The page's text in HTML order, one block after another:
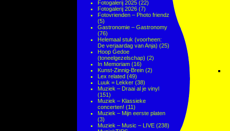
Fotogalerij 2025 (22)
Fotogalerij 2026 (7)
Fotovrienden – Photo friendz
(5)
Gastronomie – Gastronomy
(76)
Helemaal stuk (voorheen:
De verjaardag van Anja) (25)
Hoop Gedoe
(toneelgezelschap) (2)
In Memoriam (16)
Kunst-Zinnig-Brein (2)
Lex related (49)
Luuk = Lekker (38)
Muziek – Draai al je vinyl
(151)
Muziek – Klassieke
concerten! (11)
Muziek – Mijn eerste platen
(3)
Muziek – Music – LIVE (238)